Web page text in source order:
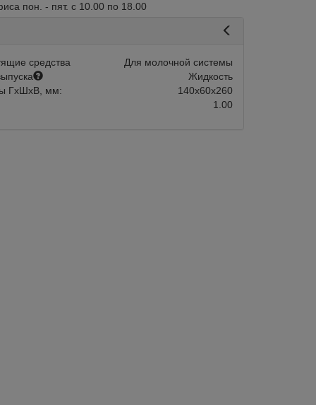
пон. - пят. с 10.00 по 18.00
средства
Для молочной системы
Жидкость
ГхШхВ, мм:
140х60х260
1.00